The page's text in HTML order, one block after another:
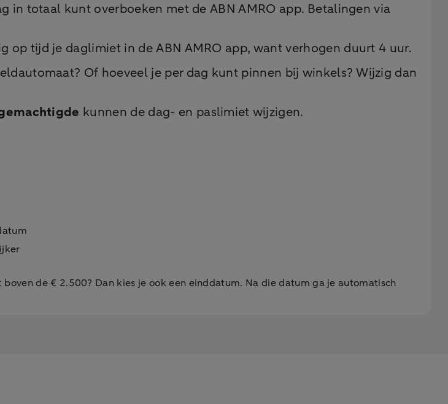
in totaal kunt overboeken met de ABN AMRO app. ⁠Betalingen via
tijd je daglimiet in de ABN AMRO app, want verhogen duurt 4 uur.
Of hoeveel je per dag kunt pinnen bij winkels? Wijzig dan
kunnen de dag- en paslimiet wijzigen.
de € 2.500? Dan kies je ook een einddatum. Na die datum ga je automatisch